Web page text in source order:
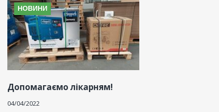
НОВИНИ
Допомагаємо лікарням!
04/04/2022